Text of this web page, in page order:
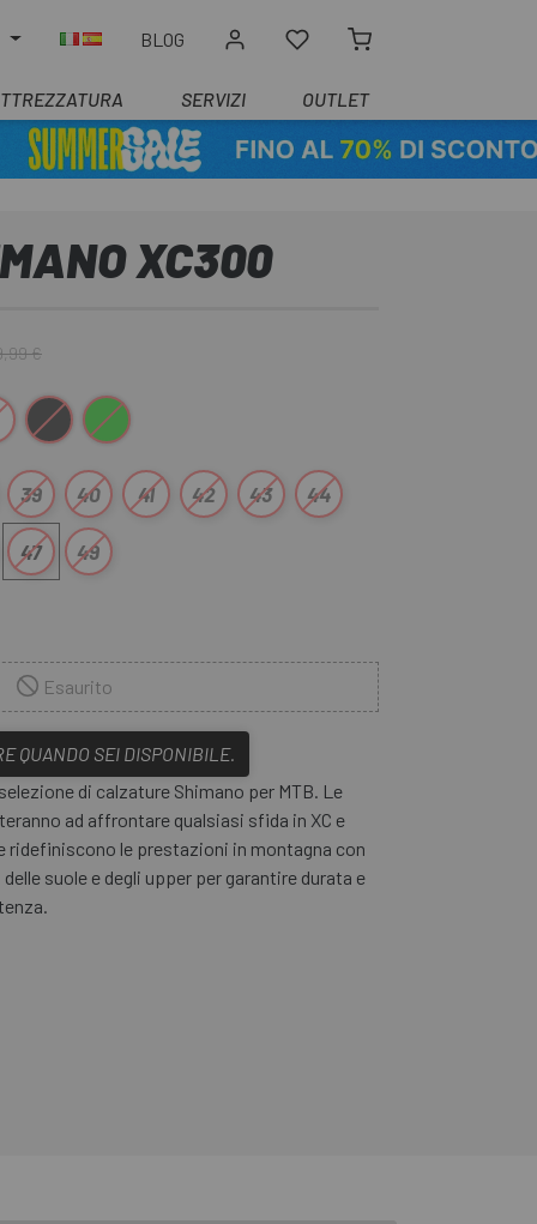
BLOG
SERVIZI OUTLET
XC300
€
Nero Verde
39 40 41 42 43 44
47 49
Esaurito
QUANDO SEI DISPONIBILE.
di calzature Shimano per MTB. Le
ad affrontare qualsiasi sfida in XC e
ridefiniscono le prestazioni in montagna con
suole e degli upper per garantire durata e